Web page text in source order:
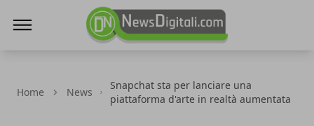
Home News
Snapchat sta per lanciare una
piattaforma d'arte in realtà aumentata